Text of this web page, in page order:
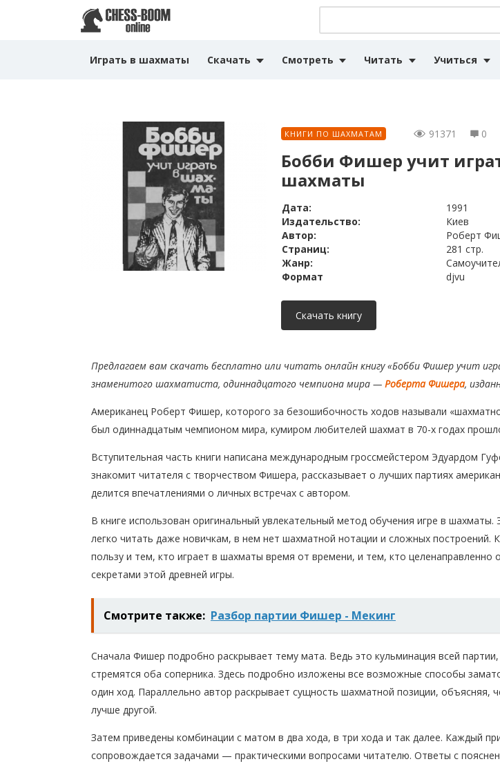
Играть в шахматы Скачать Смотреть Читать Учиться
КНИГИ ПО ШАХМАТАМ 91371 0
Бобби Фишер учит
шахматы
Дата:
1991
Издательство:
Киев
Автор:
Роберт
Страниц:
281 стр.
Жанр:
Формат
djvu
Скачать книгу
Предлагаем вам скачать бесплатно или читать онлайн книгу«Бобби Фишер учит
знаменитого шахматиста, одиннадцатого чемпиона мира — Роберта Фишера,
Американец Роберт Фишер, которого за безошибочность ходов называли
был одиннадцатым чемпионом мира, кумиром любителей шахмат в 70-х годах
Вступительная часть книги написана международным гроссмейстером Эдуардом
знакомит читателя с творчеством Фишера, рассказывает о лучших партиях
делится впечатлениями о личных встречах с автором.
В книге использован оригинальный увлекательный метод обучения игре в шахматы.
легко читать даже новичкам, в нем нет шахматной нотации и сложных построений.
пользу и тем, кто играет в шахматы время от времени, и тем, кто целенаправленно
секретами этой древней игры.
Смотрите также: Разбор партии Фишер - Мекинг
Сначала Фишер подробно раскрывает тему мата. Ведь это кульминация всей
стремятся оба соперника. Здесь подробно изложены все возможные способы
один ход. Параллельно автор раскрывает сущность шахматной позиции, объясняя,
лучше другой.
Затем приведены комбинации с матом в два хода, в три хода и так далее. Каждый
сопровождается задачами — практическими вопросами читателю. Ответы с